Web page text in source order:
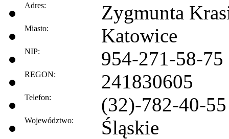
Adres: Zygmunta
Miasto: Katowice
NIP: 954-271-58-75
REGON: 241830605
Telefon: (32)-782-40-55
Województwo: Śląskie